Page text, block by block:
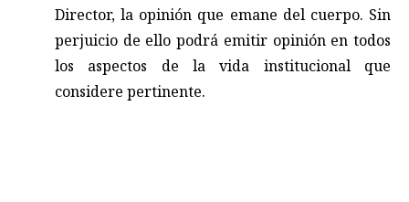
Director, la opinión que emane del cuerpo. Sin
perjuicio de ello podrá emitir opinión en todos
los aspectos de la vida institucional que
considere pertinente.